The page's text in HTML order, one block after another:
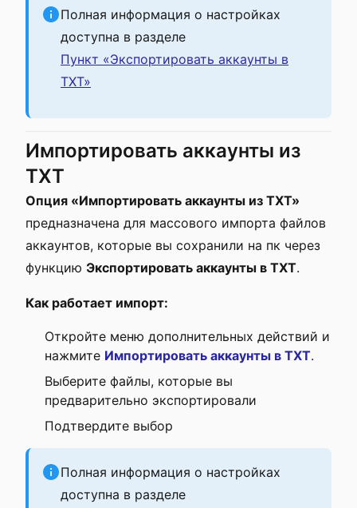
Полная информация о настройках
доступна в разделе
Пункт «Экспортировать аккаунты в
ТХТ»
Импортировать аккаунты из
ТХТ
Опция «Импортировать аккаунты из ТХТ»
предназначена для массового импорта файлов
аккаунтов, которые вы сохранили на пк через
функцию Экспортировать аккаунты в ТХТ.
Как работает импорт:
Откройте меню дополнительных действий и
нажмите Импортировать аккаунты в ТХТ.
Выберите файлы, которые вы
предварительно экспортировали
Подтвердите выбор
Полная информация о настройках
доступна в разделе